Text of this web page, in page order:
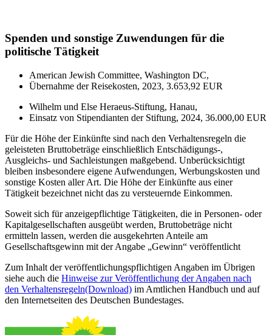
Spenden und sonstige Zuwendungen für die
politische Tätigkeit
American Jewish Committee, Washington DC,
Übernahme der Reisekosten, 2023, 3.653,92 EUR
Wilhelm und Else Heraeus-Stiftung, Hanau,
Einsatz von Stipendianten der Stiftung, 2024, 36.000,00 EUR
Für die Höhe der Einkünfte sind nach den Verhaltensregeln die
geleisteten Bruttobeträge einschließlich Entschädigungs-,
Ausgleichs- und Sachleistungen maßgebend. Unberücksichtigt
bleiben insbesondere eigene Aufwendungen, Werbungskosten und
sonstige Kosten aller Art. Die Höhe der Einkünfte aus einer
Tätigkeit bezeichnet nicht das zu versteuernde Einkommen.
Soweit sich für anzeigepflichtige Tätigkeiten, die in Personen- oder
Kapitalgesellschaften ausgeübt werden, Bruttobeträge nicht
ermitteln lassen, werden die ausgekehrten Anteile am
Gesellschaftsgewinn mit der Angabe „Gewinn“ veröffentlicht
Zum Inhalt der veröffentlichungspflichtigen Angaben im Übrigen
siehe auch die Hinweise zur Veröffentlichung der Angaben nach
den Verhaltensregeln(Download) im Amtlichen Handbuch und auf
den Internetseiten des Deutschen Bundestages.